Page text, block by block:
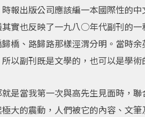
報出版公司應該編一本國際性的
實也反映了一九八○年代副刊的
橋、路歸路那樣涇渭分明。當時
以副刊既是文學的，也可以是學術
是當我第一次與高先生見面時，
大的震動，人們被它的內容、文